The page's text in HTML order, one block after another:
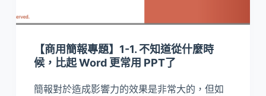
【商用簡報專題】1-1. 不知道從什麼時
候，比起 Word 更常用 PPT了
簡報對於造成影響力的效果是非常大的，但如